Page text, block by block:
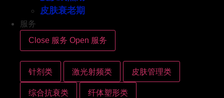
皮肤衰老期
服务
Close 服务 Open 服务
针剂类 激光射频类 皮肤管理类
综合抗衰类 纤体塑形类